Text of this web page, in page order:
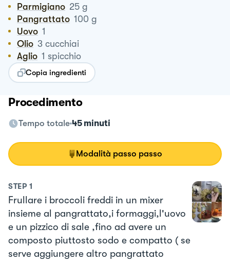
Parmigiano 25 g
Pangrattato 100 g
Uovo 1
Olio 3 cucchiai
Aglio 1 spicchio
Copia ingredienti
Procedimento
Tempo totale 45 minuti
Modalità passo passo
STEP 1
Frullare i broccoli freddi in un mixer
insieme al pangrattato,i formaggi,l'uovo
e un pizzico di sale ,fino ad avere un
composto piuttosto sodo e compatto ( se
serve aggiungere altro pangrattato